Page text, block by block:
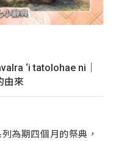
‘i tatolohae ni｜
由來
為期四個月的祭典，